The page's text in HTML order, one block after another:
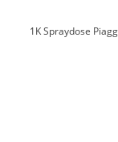
1K Spraydose